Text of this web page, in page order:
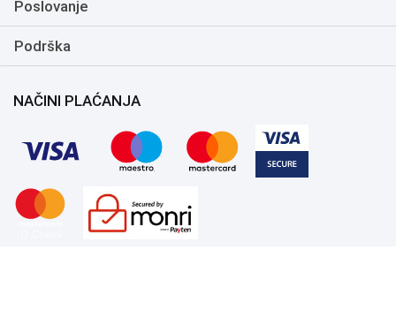
Poslovanje
Podrška
NAČINI PLAĆANJA